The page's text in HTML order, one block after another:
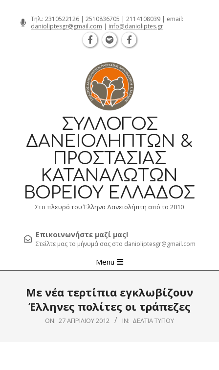
Τηλ.: 2310522126 | 2510836705 | 2114108039 | email:
danioliptesgr@gmail.com | info@danioliptes.gr
ΣΎΛΛΟΓΟΣ
ΔΑΝΕΙΟΛΗΠΤΏΝ &
ΠΡΟΣΤΑΣΊΑΣ
ΚΑΤΑΝΑΛΩΤΏΝ
ΒΟΡΕΊΟΥ ΕΛΛΆΔΟΣ
Στο πλευρό του Έλληνα Δανειολήπτη από το 2010
Επικοινωνήστε μαζί μας!
Στείλτε μας το μήνυμά σας στο danioliptesgr@gmail.com
Navigation
Menu
Με νέα τερτίπια εγκλωβίζουν
Έλληνες πολίτες οι τράπεζες
ON: 27 ΑΠΡΙΛΊΟΥ 2012 IN: ΔΕΛΤΊΑ ΤΎΠΟΥ